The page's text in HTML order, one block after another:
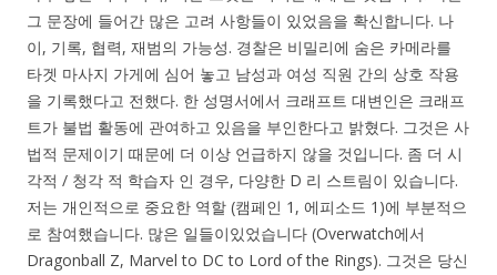
그 문장에 들어간 많은 고려 사항들이 있었음을 확신합니다. 나
이, 기록, 협력, 재범의 가능성. 경찰은 비밀리에 숨은 카메라를
타겟 마사지 가게에 심어 놓고 남성과 여성 직원 간의 상호 작용
을 기록했다고 전했다. 한 성명서에서 크래프트 대변인은 크래프
트가 불법 활동에 관여하고 있음을 부인한다고 밝혔다. 그것은 사
법적 문제이기 때문에 더 이상 언급하지 않을 것입니다. 좀 더 시
각적 / 청각 적 학습자 인 경우, 다양한 D 리 스트림이 있습니다.
저는 개인적으로 중요한 역할 (캠페인 1, 에피소드 1)에 부분적으
로 참여했습니다. 많은 일들이있었습니다 (Overwatch에서
Dragonball Z, Marvel to DC to Lord of the Rings). 그것은 당신